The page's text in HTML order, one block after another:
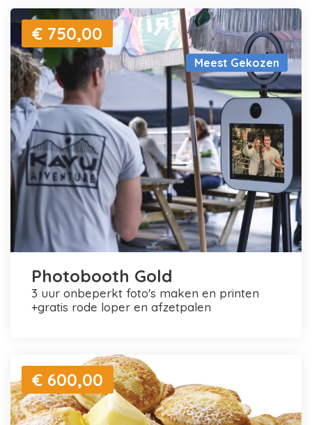
Meest Gekozen
€ 750,00
Photobooth Gold
3 uur onbeperkt foto's maken en printen
+gratis rode loper en afzetpalen
€ 600,00